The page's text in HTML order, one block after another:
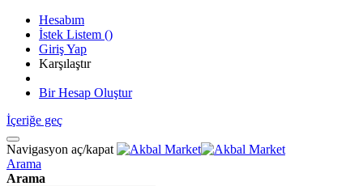
Hesabım
İstek Listem ()
Giriş Yap
Karşılaştır
Bir Hesap Oluştur
İçeriğe geç
Navigasyon aç/kapat
Arama
Arama